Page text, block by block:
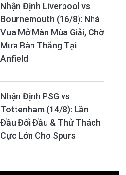
Nhận Định Liverpool vs
Bournemouth (16/8): Nhà
Vua Mở Màn Mùa Giải, Chờ
Mưa Bàn Thắng Tại
Anfield
Nhận Định PSG vs
Tottenham (14/8): Lần
Đầu Đối Đầu & Thử Thách
Cực Lớn Cho Spurs